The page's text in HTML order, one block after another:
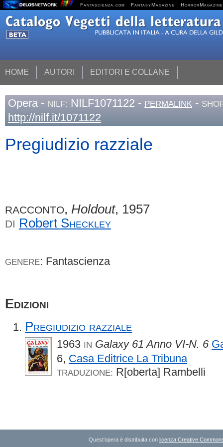
Fantascienza.com FantasyMagazine HorrorMagazine
HOME AUTORI EDITORI E COLLANE
Opera - NILF: NILF1071122 - PERMALINK -
http://nilf.it/1071122
Pregiudizio razziale
RACCONTO, Holdout, 1957
DI Robert Sheckley
GENERE: Fantascienza
Edizioni
Pregiudizio razziale
1963 IN Galaxy 61 Anno VI-N. 6
6, Casa Editrice La Tribuna
TRADUZIONE: R[oberta] Rambelli
Quest'opera è distribuita con licenza Creative